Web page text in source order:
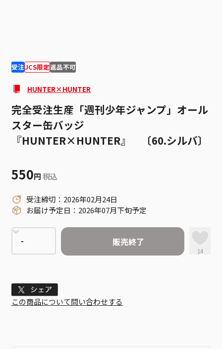
受注JCS限定返品不可
HUNTER×HUNTER
完全受注生産「週刊少年ジャンプ」オール
スター缶バッジ
『HUNTER×HUNTER』 〔60.シルバ〕
550円 税込
受注締切：2026年02月24日
お届け予定日：2026年07月下旬予定
販売終了
14
Tweet
この商品について問い合わせする